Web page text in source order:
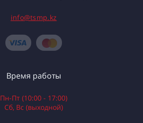
info@tsmp.kz
Время работы
Пн-Пт (10:00 - 17:00)
Сб, Вс (выходной)